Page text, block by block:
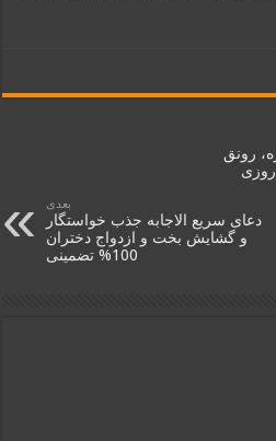
رونق
بعدی
دعای سریع الاجابه جذب خواستگار
و گشایش بخت و ازدواج دختران
100% تضمینی